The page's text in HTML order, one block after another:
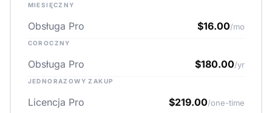
MIESIĘCZNY
Obsługa Pro $16.00/mo
COROCZNY
Obsługa Pro $180.00/yr
JEDNORAZOWY ZAKUP
Licencja Pro $219.00/one-time